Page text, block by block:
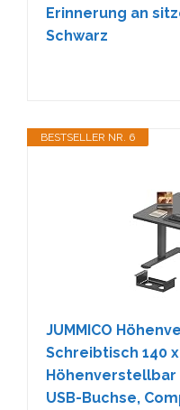
Erinnerung an
Schwarz
BESTSELLER NR. 6
JUMMICO
Schreibtisch 140
USB-Buchse,